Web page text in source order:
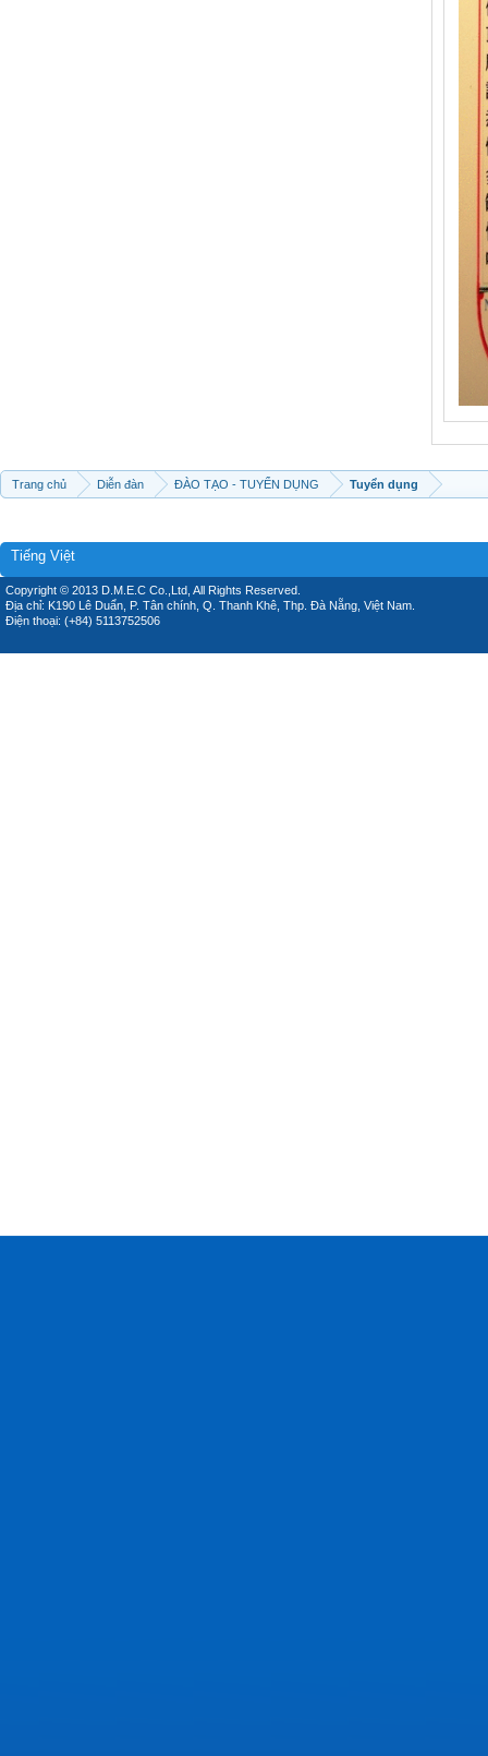
Trang chủ Diễn đàn ĐÀO TẠO - TUYỂN DỤNG Tuyển dụng
Tiếng Việt
Copyright © 2013 D.M.E.C Co.,Ltd, All Rights Reserved.
Địa chỉ: K190 Lê Duẩn, P. Tân chính, Q. Thanh Khê, Thp. Đà Nẵng, Việt Nam.
Điện thoại: (+84) 5113752506